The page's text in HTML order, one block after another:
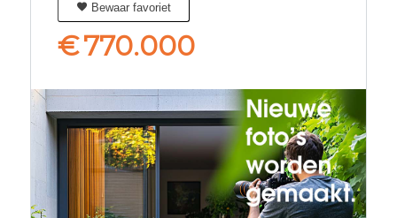
Bewaar favoriet
€770.000